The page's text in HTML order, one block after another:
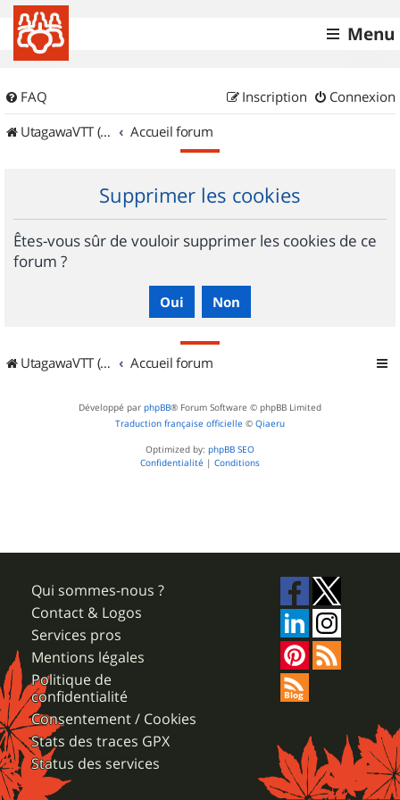
Menu
FAQ Connexion
Inscription
UtagawaVTT (Randos VTT et VTTAE avec traces GPS)
Accueil forum
Supprimer les cookies
Êtes-vous sûr de vouloir supprimer les cookies de ce
forum ?
UtagawaVTT (Randos VTT et VTTAE avec traces GPS) Accueil forum
Développé par phpBB® Forum Software © phpBB Limited
Traduction française officielle © Qiaeru
Optimized by: phpBB SEO
Confidentialité | Conditions
Qui sommes-nous ?
Contact & Logos
Services pros
Mentions légales
Politique de
confidentialité
Consentement / Cookies
Stats des traces GPX
Status des services